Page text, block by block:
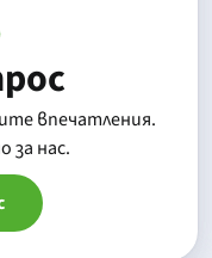
впечатления.
за нас.